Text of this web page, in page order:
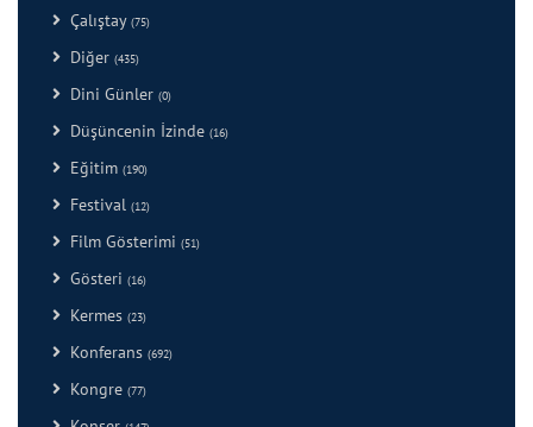
Çalıştay (75)
Diğer (435)
Dini Günler (0)
Düşüncenin İzinde (16)
Eğitim (190)
Festival (12)
Film Gösterimi (51)
Gösteri (16)
Kermes (23)
Konferans (692)
Kongre (77)